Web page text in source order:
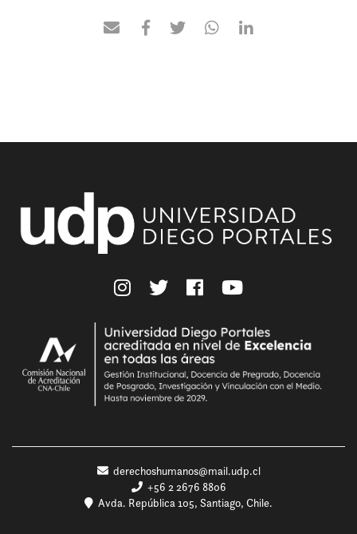
derechoshumanos@mail.udp.cl
+56 2 2676 8806
Avda. República 105, Santiago, Chile.